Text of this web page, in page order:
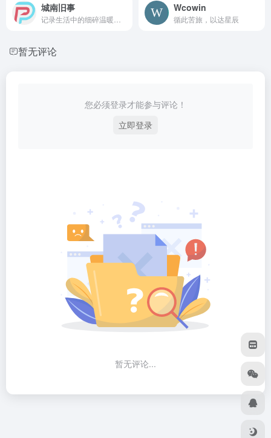
城南旧事 Wcowin
循此苦旅，以达星辰
暂无评论
您必须登录才能参与评论！
立即登录
暂无评论...